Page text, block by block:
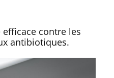
contre les
antibiotiques.